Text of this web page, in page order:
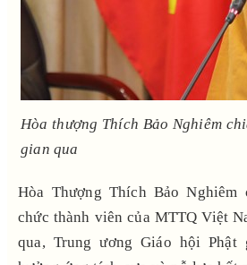
Hòa thượng Thích Bảo Nghiêm
gian qua
Hòa Thượng Thích Bảo
chức thành viên của MTTQ Việt
qua, Trung ương Giáo hội Phật